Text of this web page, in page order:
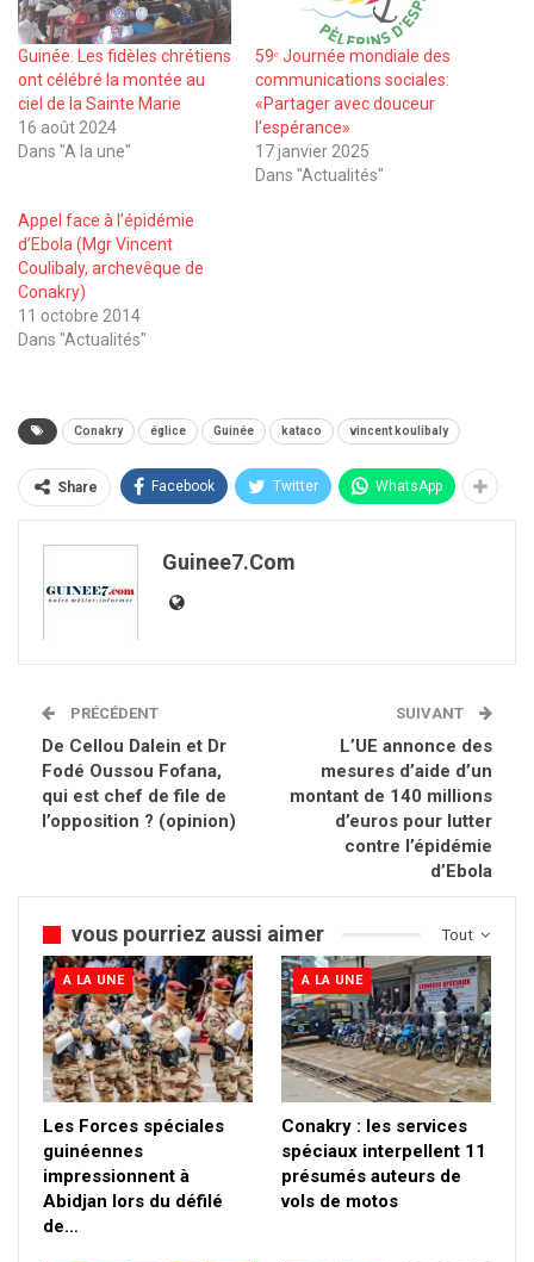
Guinée. Les fidèles chrétiens
ont célébré la montée au
ciel de la Sainte Marie
16 août 2024
Dans "A la une"
59ᵉ Journée mondiale des
communications sociales:
«Partager avec douceur
l’espérance»
17 janvier 2025
Dans "Actualités"
Appel face à l’épidémie
d’Ebola (Mgr Vincent
Coulibaly, archevêque de
Conakry)
11 octobre 2014
Dans "Actualités"
Conakry églice Guinée kataco vincent koulibaly
Share Facebook Twitter WhatsApp
Guinee7.com
PRÉCÉDENT
De Cellou Dalein et Dr
Fodé Oussou Fofana,
qui est chef de file de
l’opposition ? (opinion)
SUIVANT
L’UE annonce des
mesures d’aide d’un
montant de 140 millions
d’euros pour lutter
contre l’épidémie
d’Ebola
Tout
vous pourriez aussi aimer
A LA UNE
Les Forces spéciales
guinéennes
impressionnent à
Abidjan lors du défilé
de…
A LA UNE
Conakry : les services
spéciaux interpellent 11
présumés auteurs de
vols de motos